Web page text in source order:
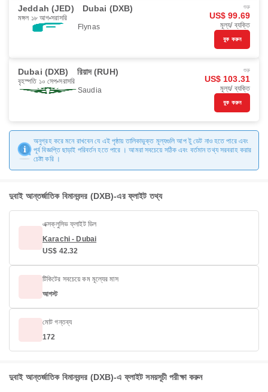
Jeddah (JED) Dubai (DXB)
মঙ্গল ১৮ আগ সরাসরি
Flynas
শুরু
US$ 99.69
মূল্য/ ব্যক্তি
বুক করুন
Dubai (DXB) রিয়াদ (RUH)
বৃহস্পতি ১০ সেপ সরাসরি
Saudia
শুরু
US$ 103.31
মূল্য/ ব্যক্তি
বুক করুন
অনুগ্রহ করে মনে রাখবেন যে এই পৃষ্ঠায় তালিকাভুক্ত মূল্যগুলি আপ টু ডেট নাও হতে পারে এবং
পূর্ব বিজ্ঞপ্তি ছাড়াই পরিবর্তন হতে পারে । আমরা সবচেয়ে সঠিক এবং বর্তমান তথ্য সরবরাহ করার
চেষ্টা করি ।
দুবাই আন্তর্জাতিক বিমানবন্দর (DXB)-এর ফ্লাইট তথ্য
এক্সক্লুসিভ ফ্লাইট ডিল
Karachi - Dubai
US$ 42.32
টিকিটের সবচেয়ে কম মূল্যের মাস
আগস্ট
মোট গন্তব্য
172
দুবাই আন্তর্জাতিক বিমানবন্দর (DXB)-এ ফ্লাইট সময়সূচী পরীক্ষা করুন